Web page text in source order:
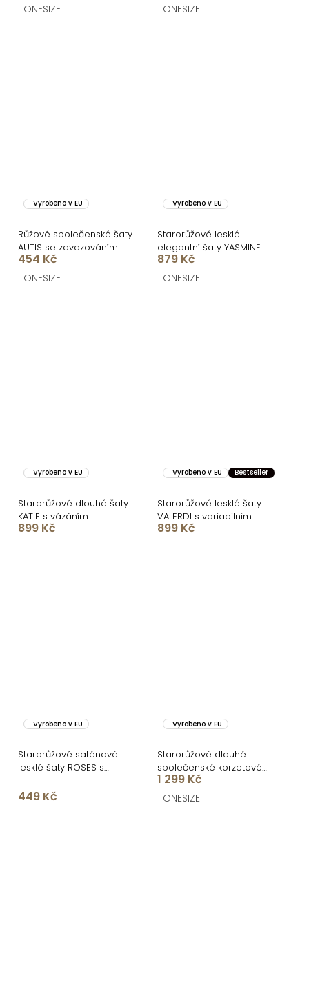
ONESIZE ONESIZE
Vyrobeno v EU
Růžové společenské šaty
AUTIS se zavazováním
454 Kč
ONESIZE
Vyrobeno v EU
Starorůžové lesklé
elegantní šaty YASMINE s
rozparkem
879 Kč
ONESIZE
Vyrobeno v EU
Starorůžové dlouhé šaty
KATIE s vázáním
899 Kč
Vyrobeno v EU Bestseller
Starorůžové lesklé šaty
VALERDI s variabilním
vázáním a rozparkem
899 Kč
Vyrobeno v EU
Starorůžové saténové
lesklé šaty ROSES s
449 Kč
Vyrobeno v EU
Starorůžové dlouhé
společenské korzetové
šaty KARLOT
1 299 Kč
ONESIZE